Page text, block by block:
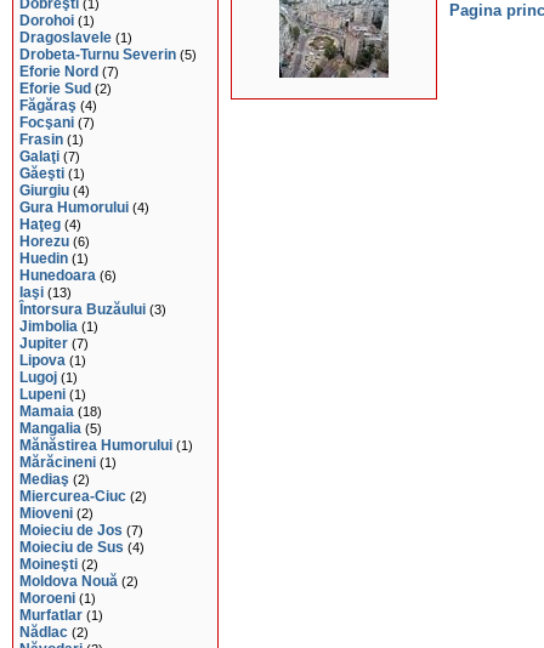
Dobreşti (1)
Dorohoi (1)
Dragoslavele (1)
Drobeta-Turnu Severin (5)
Eforie Nord (7)
Eforie Sud (2)
Făgăraş (4)
Focşani (7)
Frasin (1)
Galaţi (7)
Găeşti (1)
Giurgiu (4)
Gura Humorului (4)
Haţeg (4)
Horezu (6)
Huedin (1)
Hunedoara (6)
Iaşi (13)
Întorsura Buzăului (3)
Jimbolia (1)
Jupiter (7)
Lipova (1)
Lugoj (1)
Lupeni (1)
Mamaia (18)
Mangalia (5)
Mănăstirea Humorului (1)
Mărăcineni (1)
Mediaş (2)
Miercurea-Ciuc (2)
Mioveni (2)
Moieciu de Jos (7)
Moieciu de Sus (4)
Moineşti (2)
Moldova Nouă (2)
Moroeni (1)
Murfatlar (1)
Nădlac (2)
Pagina